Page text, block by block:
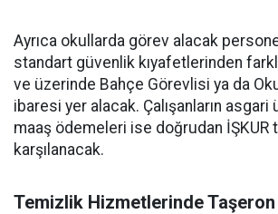
Ayrıca okullarda görev alacak
standart güvenlik kıyafetlerinden
ve üzerinde Bahçe Görevlisi ya da
ibaresi yer alacak. Çalışanların asgari
maaş ödemeleri ise doğrudan İŞKUR
karşılanacak.
Temizlik Hizmetlerinde Taşeron